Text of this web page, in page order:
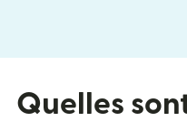
Quelles